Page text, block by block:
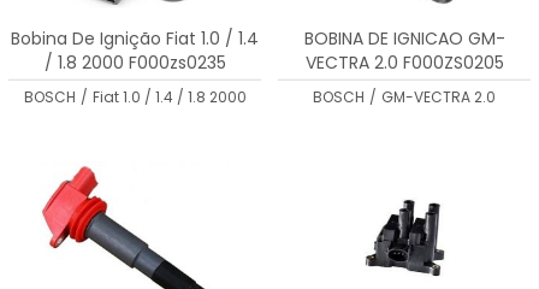
Bobina De Ignição Fiat 1.0 / 1.4
/ 1.8 2000 F000zs0235
BOSCH / Fiat 1.0 / 1.4 / 1.8 2000
BOBINA DE IGNICAO GM-
VECTRA 2.0 F000ZS0205
BOSCH / GM-VECTRA 2.0